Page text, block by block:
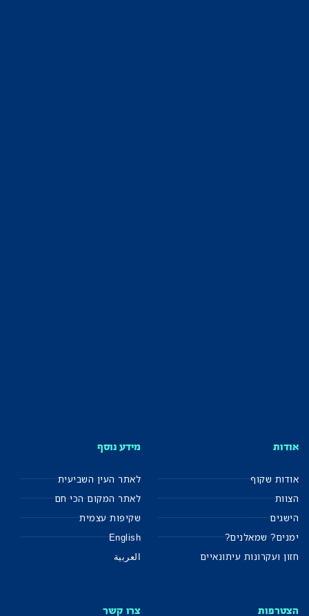
אודות
אודות שקוף
הצוות
הישגים
ימנים? שמאלנים?
חזון ועקרונות עיתונאיים
מידע נוסף
לאתר העין השביעית
לאתר המקום הכי חם
שקיפות עצמית
English
العربية
הצטרפות צרו קשר